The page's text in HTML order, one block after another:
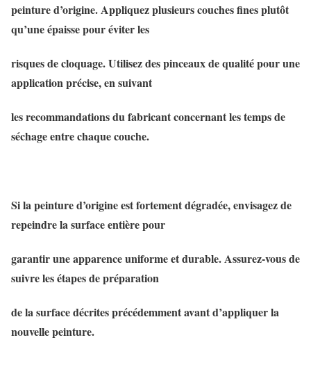
peinture d’origine. Appliquez plusieurs couches fines plutôt
qu’une épaisse pour éviter les
risques de cloquage. Utilisez des pinceaux de qualité pour une
application précise, en suivant
les recommandations du fabricant concernant les temps de
séchage entre chaque couche.
Si la peinture d’origine est fortement dégradée, envisagez de
repeindre la surface entière pour
garantir une apparence uniforme et durable. Assurez-vous de
suivre les étapes de préparation
de la surface décrites précédemment avant d’appliquer la
nouvelle peinture.